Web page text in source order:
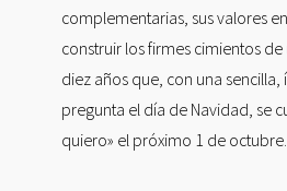
complementarias, sus valores
construir los firmes cimientos
diez años que, con una
pregunta el día de Navidad, se
quiero» el próximo 1 de octubre.